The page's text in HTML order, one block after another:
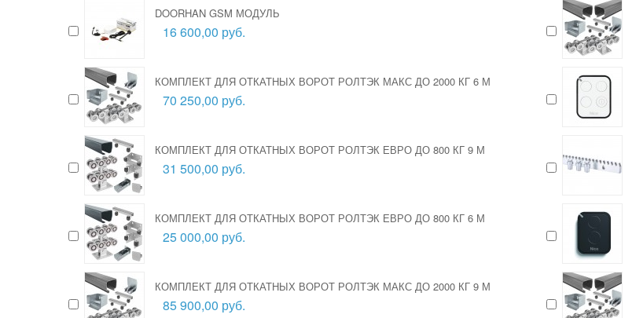
DOORHAN GSM МОДУЛЬ
16 600,00 руб.
КОМПЛЕКТ ДЛЯ ОТКАТНЫХ ВОРОТ РОЛТЭК МАКС ДО 2000 КГ 6 М
70 250,00 руб.
КОМПЛЕКТ ДЛЯ ОТКАТНЫХ ВОРОТ РОЛТЭК ЕВРО ДО 800 КГ 9 М
31 500,00 руб.
КОМПЛЕКТ ДЛЯ ОТКАТНЫХ ВОРОТ РОЛТЭК ЕВРО ДО 800 КГ 6 М
25 000,00 руб.
КОМПЛЕКТ ДЛЯ ОТКАТНЫХ ВОРОТ РОЛТЭК МАКС ДО 2000 КГ 9 М
85 900,00 руб.